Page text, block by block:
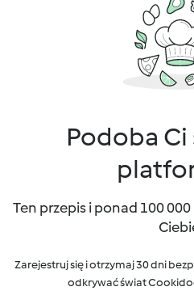
Podoba Ci
Ten przepis i ponad 100
Zarejestruj się i otrzymaj 30 dni
odkrywać świat